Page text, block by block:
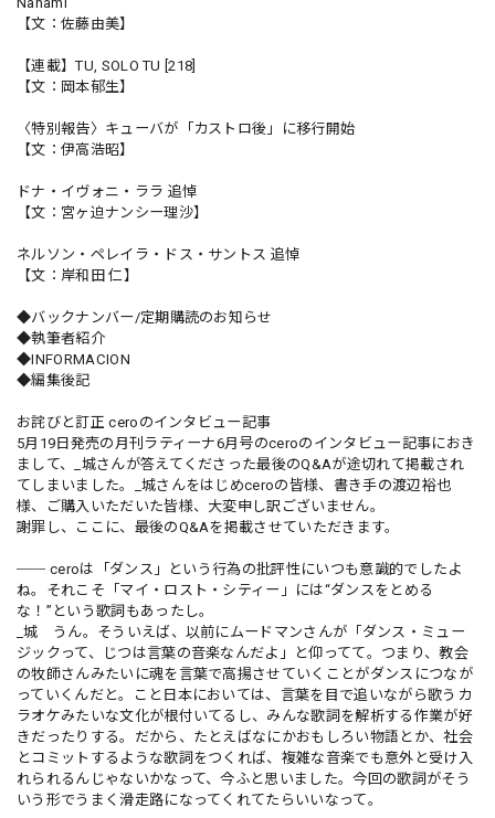
【文：佐藤由美】
【連載】TU, SOLO TU [218]
【文：岡本郁生】
〈特別報告〉キューバが「カストロ後」に移行開始
【文：伊高浩昭】
ドナ・イヴォニ・ララ 追悼
【文：宮ヶ迫ナンシー理沙】
ネルソン・ペレイラ・ドス・サントス 追悼
【文：岸和田 仁】
◆バックナンバー/定期購読のお知らせ
◆執筆者紹介
◆INFORMACION
◆編集後記
お詫びと訂正 ceroのインタビュー記事
5月19日発売の月刊ラティーナ6月号のceroのインタビュー記事におき
まして、_城さんが答えてくださった最後のQ&Aが途切れて掲載され
てしまいました。_城さんをはじめceroの皆様、書き手の渡辺裕也
様、ご購入いただいた皆様、大変申し訳ございません。
謝罪し、ここに、最後のQ&Aを掲載させていただきます。
── ceroは「ダンス」という行為の批評性にいつも意識的でしたよ
ね。それこそ「マイ・ロスト・シティー」には“ダンスをとめる
な！”という歌詞もあったし。
_城 うん。そういえば、以前にムードマンさんが「ダンス・ミュー
ジックって、じつは言葉の音楽なんだよ」と仰ってて。つまり、教会
の牧師さんみたいに魂を言葉で高揚させていくことがダンスにつなが
っていくんだと。こと日本においては、言葉を目で追いながら歌うカ
ラオケみたいな文化が根付いてるし、みんな歌詞を解析する作業が好
きだったりする。だから、たとえばなにかおもしろい物語とか、社会
とコミットするような歌詞をつくれば、複雑な音楽でも意外と受け入
れられるんじゃないかなって、今ふと思いました。今回の歌詞がそう
いう形でうまく滑走路になってくれてたらいいなって。